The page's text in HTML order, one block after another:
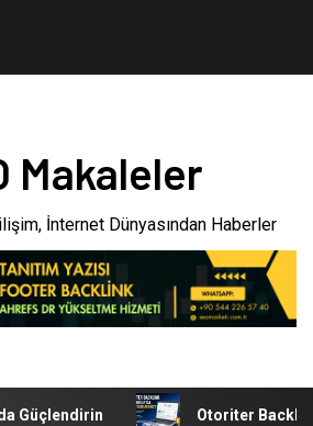
Makaleler
İnternet Dünyasından Haberler
Otoriter Backlink ile